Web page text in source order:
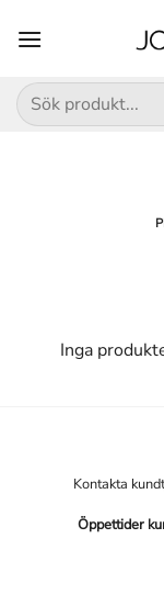
Sök
efter:
Inga
Kontakta
Öppettider